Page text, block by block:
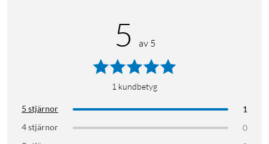
5 av 5
1 kundbetyg
5 stjärnor
1
4 stjärnor
0